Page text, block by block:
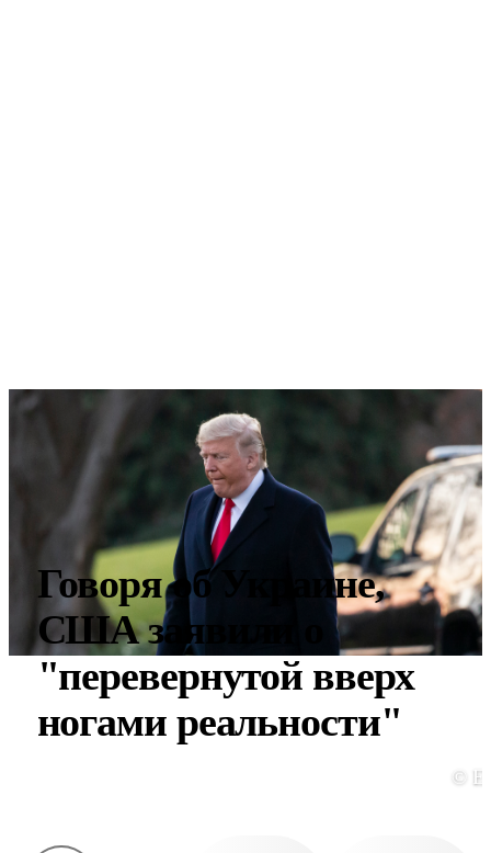
Говоря об Украине,
США заявили о
"перевернутой вверх
ногами реальности"
©